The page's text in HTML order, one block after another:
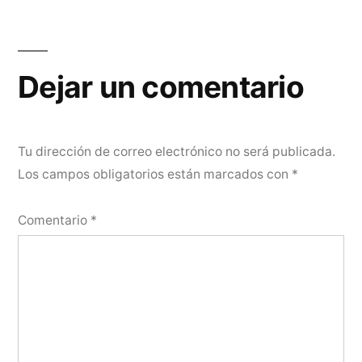
entradas
Dejar un comentario
Tu dirección de correo electrónico no será publicada.
Los campos obligatorios están marcados con *
Comentario *